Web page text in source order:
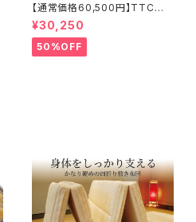
【通常価格60,500円】TTC立
体 羽毛ふとん ダウン85％ 1.2k
g 150×210cm
¥30,250
50%OFF